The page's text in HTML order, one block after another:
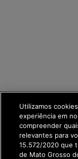
Utilizamos
experiência em
compreender
relevantes para
15.572/2020 que
de Mato Grosso